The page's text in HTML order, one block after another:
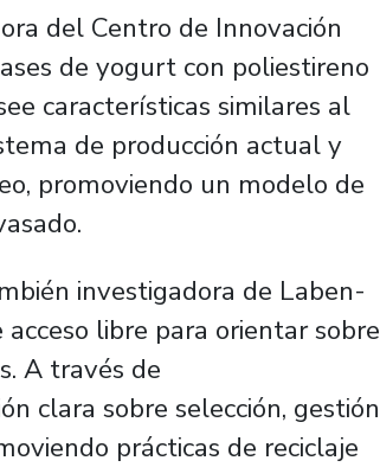
del Centro de Innovación
de yogurt con poliestireno
características similares al
de producción actual y
promoviendo un modelo de
investigadora de Laben-
acceso libre para orientar sobre
A través de
clara sobre selección, gestión
prácticas de reciclaje